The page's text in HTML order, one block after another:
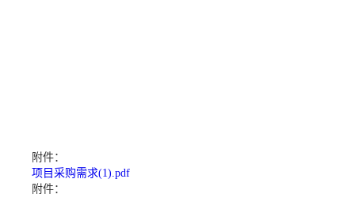
附件：
项目采购需求(1).pdf
附件：